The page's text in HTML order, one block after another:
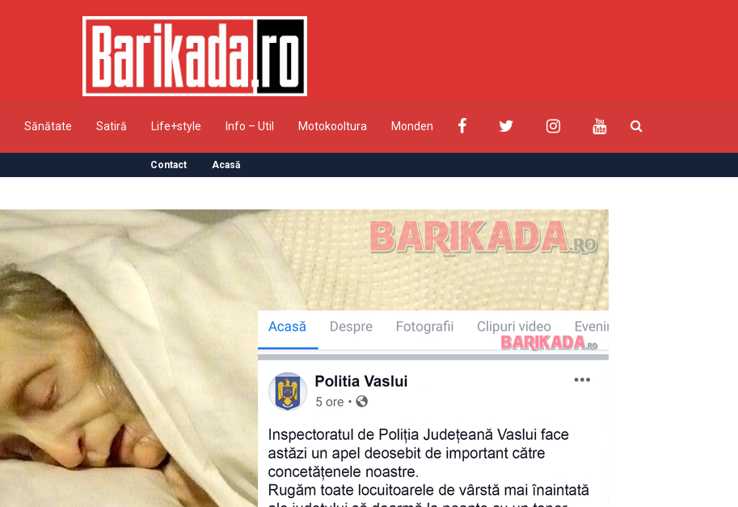
Sănătate Satiră Life+style Info – Util Motokooltura Monden
Contact Acasă